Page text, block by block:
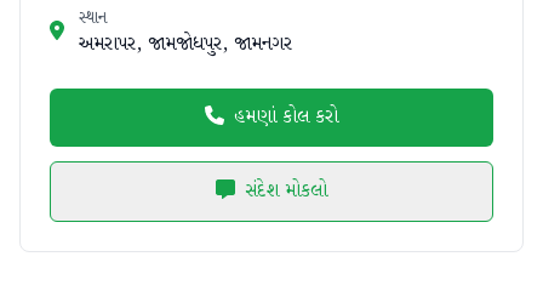
સ્થાન
અમરાપર, જામજોધપુર, જામનગર
હમણાં કોલ કરો
સંદેશ મોકલો